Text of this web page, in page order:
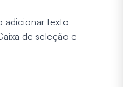
adicionar texto
de seleção e